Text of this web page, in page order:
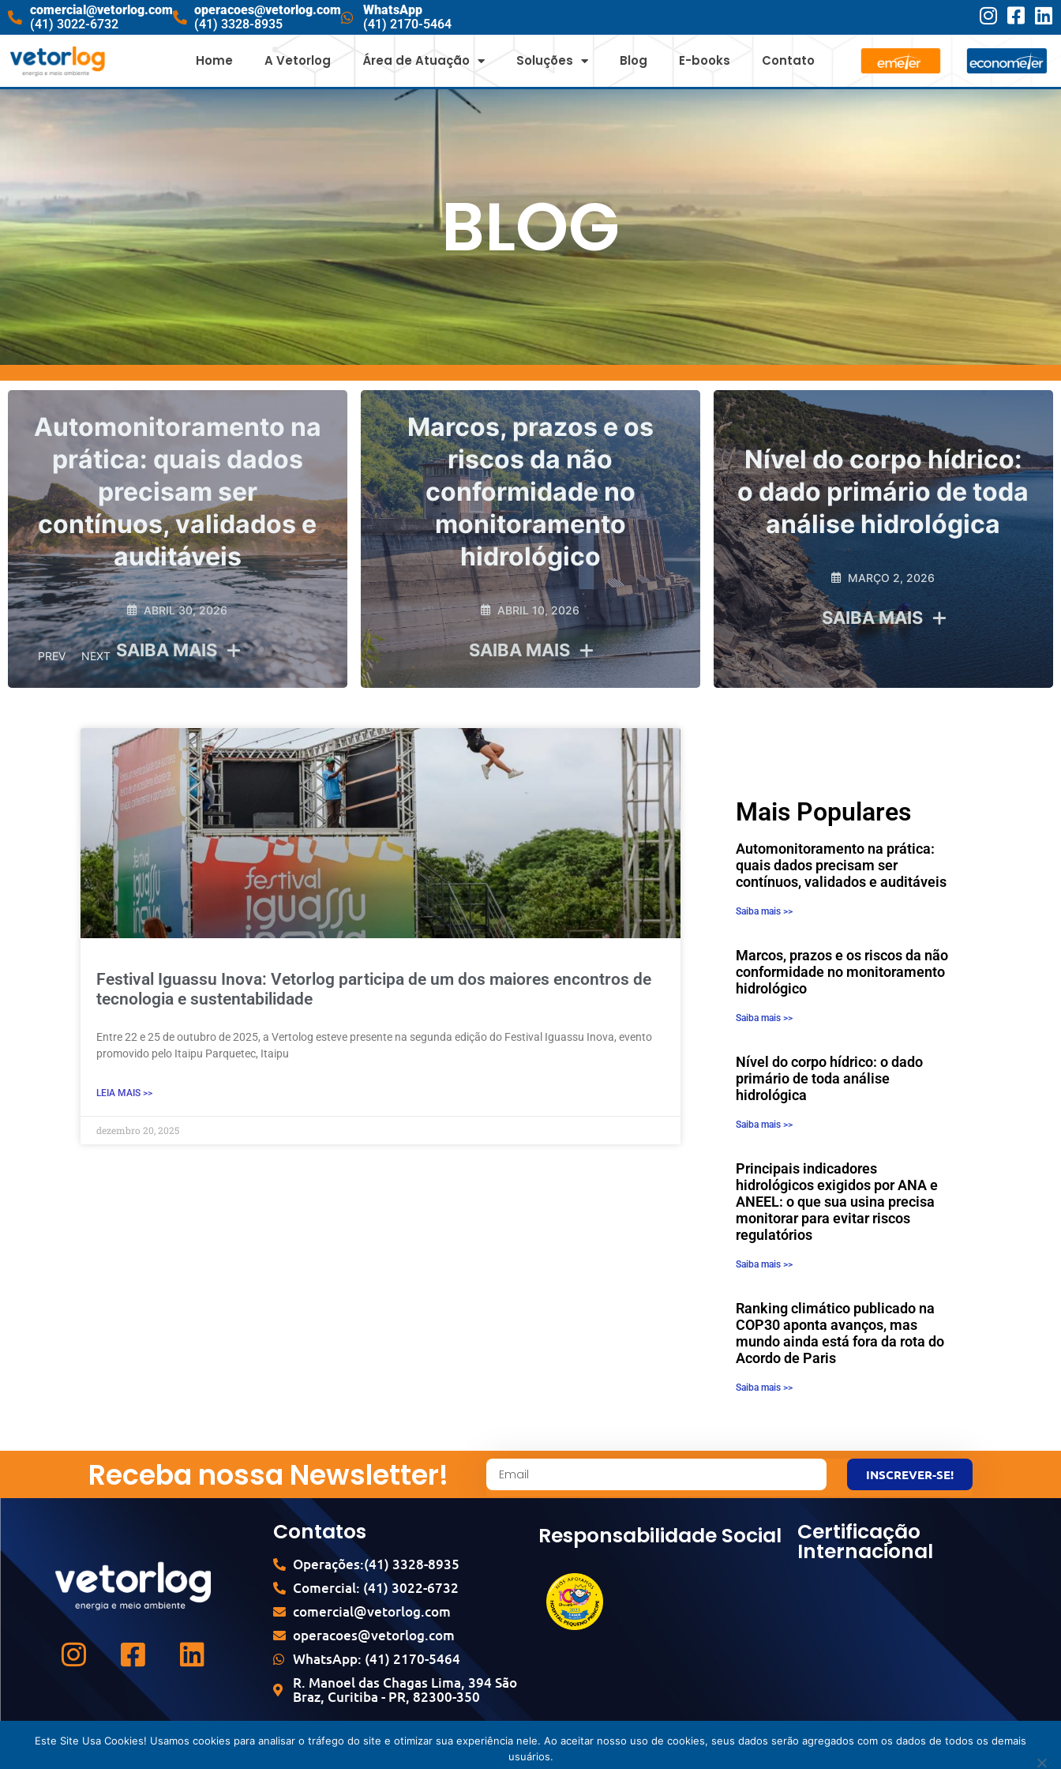
comercial@vetorlog.com
(41) 3022-6732
operacoes@vetorlog.com
(41) 3328-8935
WhatsApp
(41) 2170-5464
Home A Vetorlog Área de Atuação Soluções Blog E-books Contato
BLOG
Marcos, prazos e os
riscos da não
conformidade no
monitoramento
hidrológico
ABRIL 10, 2026
SAIBA MAIS
Nível do corpo hídrico:
o dado primário de toda
análise hidrológica
MARÇO 2, 2026
SAIBA MAIS
Principais indicadores
hidrológicos exigidos
por ANA e ANEEL: o
que sua usina precisa
monitorar para evitar
riscos regulatórios
FEVEREIRO 20, 2026
SAIBA MAIS
PREV NEXT
Festival Iguassu Inova: Vetorlog participa de um dos maiores encontros de
tecnologia e sustentabilidade
Entre 22 e 25 de outubro de 2025, a Vertolog esteve presente na segunda edição do Festival Iguassu Inova, evento
promovido pelo Itaipu Parquetec, Itaipu
LEIA MAIS >>
dezembro 20, 2025
Mais Populares
Automonitoramento na prática:
quais dados precisam ser
contínuos, validados e auditáveis
Saiba mais >>
Marcos, prazos e os riscos da não
conformidade no monitoramento
hidrológico
Saiba mais >>
Nível do corpo hídrico: o dado
primário de toda análise
hidrológica
Saiba mais >>
Principais indicadores
hidrológicos exigidos por ANA e
ANEEL: o que sua usina precisa
monitorar para evitar riscos
regulatórios
Saiba mais >>
Ranking climático publicado na
COP30 aponta avanços, mas
mundo ainda está fora da rota do
Acordo de Paris
Saiba mais >>
Receba nossa Newsletter! INSCREVER-SE!
Contatos
Operações:(41) 3328-8935
Comercial: (41) 3022-6732
comercial@vetorlog.com
operacoes@vetorlog.com
WhatsApp: (41) 2170-5464
R. Manoel das Chagas Lima, 394 São
Braz, Curitiba - PR, 82300-350
Responsabilidade Social Certificação
Internacional
Vetorlog © Todos os direitos reservados - Desenvolvido por Incom
Este Site Usa Cookies! Usamos cookies para analisar o tráfego do site e otimizar sua experiência nele. Ao aceitar nosso uso de cookies, seus dados serão agregados com os dados de todos os demais
usuários.